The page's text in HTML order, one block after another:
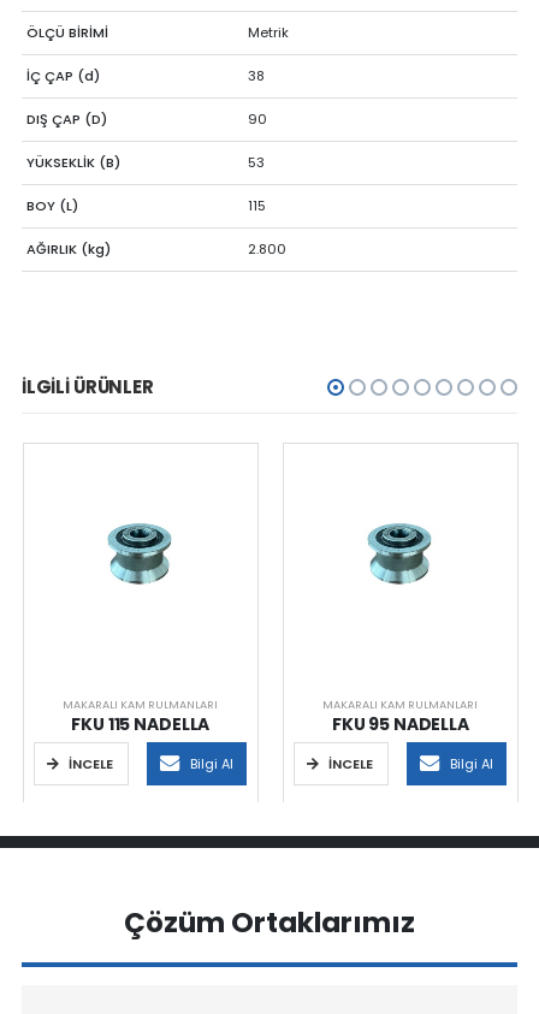
ÖLÇÜ BİRİMİ Metrik
İÇ ÇAP (d) 38
DIŞ ÇAP (D) 90
YÜKSEKLİK (B) 53
BOY (L) 115
AĞIRLIK (kg) 2.800
İLGILI ÜRÜNLER
MAKARALI KAM RULMANLARI
FKU 115 NADELLA
İNCELE Bilgi Al
MAKARALI KAM RULMANLARI
FKU 95 NADELLA
İNCELE Bilgi Al
Çözüm Ortaklarımız